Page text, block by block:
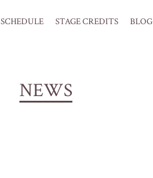
SCHEDULE STAGE CREDITS BLOG
NEWS